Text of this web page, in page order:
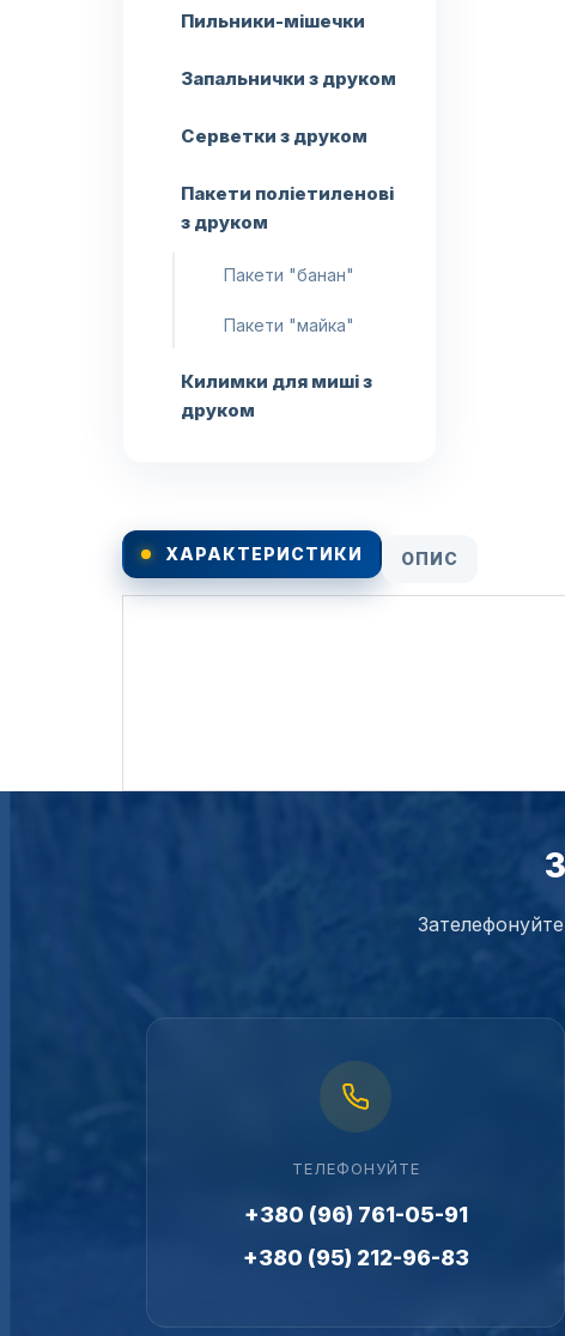
Пильники-мішечки
Запальнички з друком
Серветки з друком
Пакети поліетиленові
з друком
Пакети "банан"
Пакети "майка"
Килимки для миші з
друком
ХАРАКТЕРИСТИКИ ОПИС
ТЕЛЕФОНУЙТЕ
+380 (96) 761-05-91
+380 (95) 212-96-83